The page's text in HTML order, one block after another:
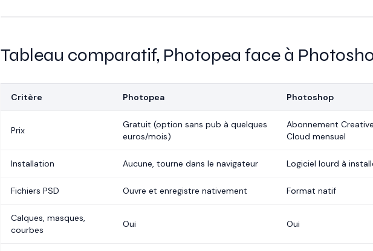
Tableau comparatif, Photopea face à
Critère Photopea Photoshop
Prix
Gratuit (option sans pub à quelques
euros/mois)
Abonnement Creative
Cloud mensuel
Installation Aucune, tourne dans le navigateur Logiciel lourd à
Fichiers PSD Ouvre et enregistre nativement Format natif
Calques, masques,
courbes
Oui Oui